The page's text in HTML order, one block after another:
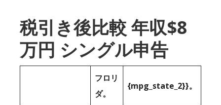
税引き後比較 年収$8
万円 シングル申告
フロリ
ダ。
{mpg_state_2}}。